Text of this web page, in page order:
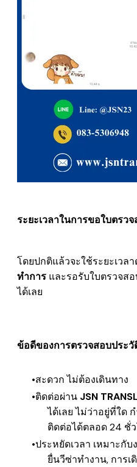
ระยะเวลาในการขอใบตร
โดยปกติแล้วจะใช้ระยะเวล
ทำการ และรอรับใบตรวจส
ได้เลย
ข้อดีของการตรวจสอบประ
สะดวก ไม่ต้องเดินทาง
ติดต่อผ่าน JSN
ได้เลย ไม่ว่าอยู่ที่ใด
ติดต่อได้ตลอด 24 ชั่
ประหยัดเวลา เหมาะกับ
ยื่นวีซ่าทำงาน, การเ